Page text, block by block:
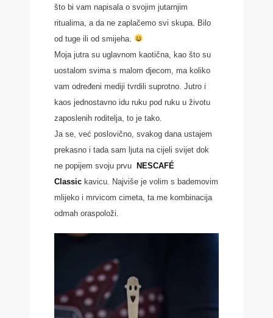
što bi vam napisala o svojim jutarnjim
ritualima, a da ne zaplačemo svi skupa. Bilo
od tuge ili od smijeha.
Moja jutra su uglavnom kaotična, kao što su
uostalom svima s malom djecom, ma koliko
vam određeni mediji tvrdili suprotno. Jutro i
kaos jednostavno idu ruku pod ruku u životu
zaposlenih roditelja, to je tako.
Ja se, već poslovično, svakog dana ustajem
prekasno i tada sam ljuta na cijeli svijet dok
ne popijem svoju prvu NESCAFÉ
Classic kavicu. Najviše je volim s bademovim
mlijeko i mrvicom cimeta, ta me kombinacija
odmah oraspoloži.